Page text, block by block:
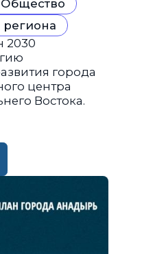
Общество
2030
города
центра
Востока.